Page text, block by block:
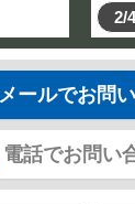
2/4
メールでお問
電話でお問い